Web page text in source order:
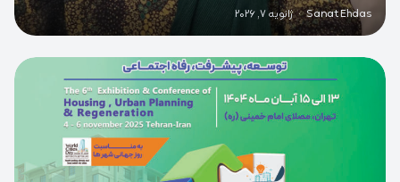
Sanat Ehdas
· ژانویه 7, 2026
0